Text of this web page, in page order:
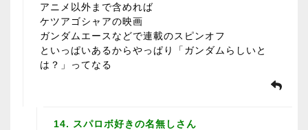
アニメ以外まで含めれば
ケツアゴシャアの映画
ガンダムエースなどで連載のスピンオフ
といっぱいあるからやっぱり「ガンダムらしいと
は？」ってなる
14. スパロボ好きの名無しさん